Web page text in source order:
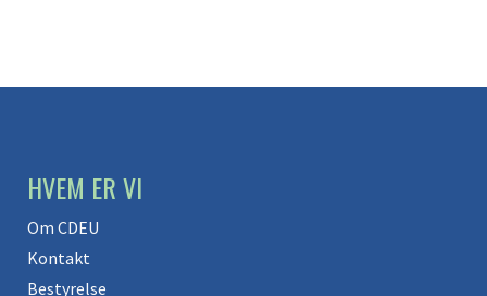
HVEM ER VI
Om CDEU
Kontakt
Bestyrelse